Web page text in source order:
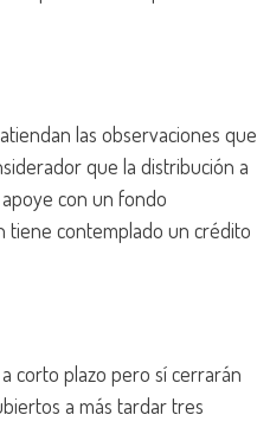
las observaciones que
que la distribución a
con un fondo
tiene contemplado un crédito
corto plazo pero sí cerrarán
a más tardar tres